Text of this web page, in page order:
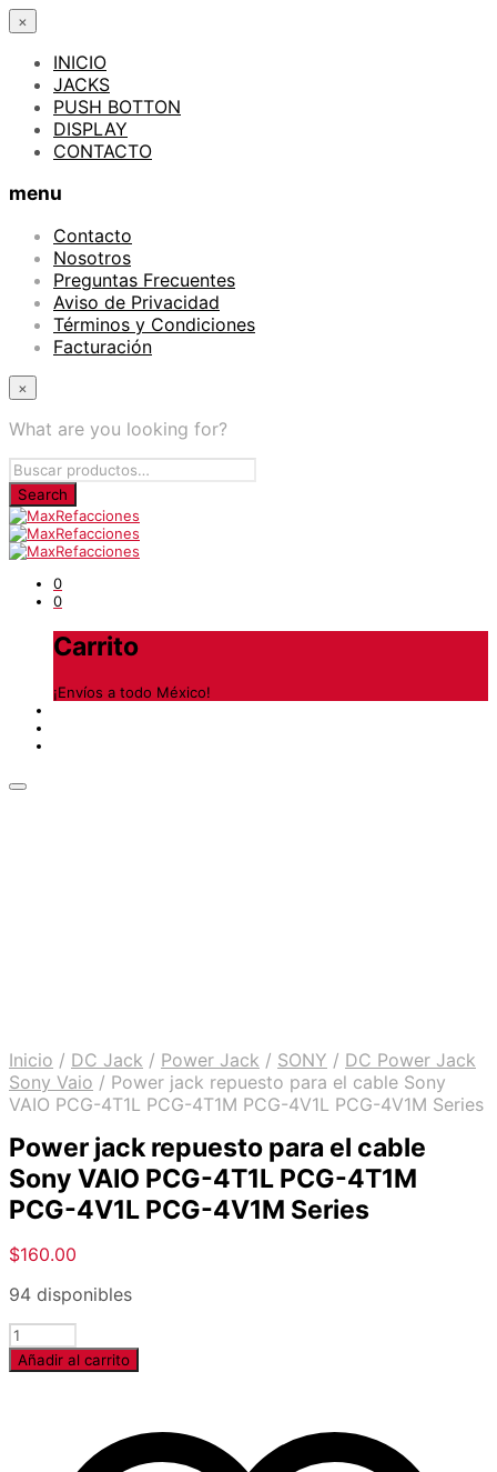
×
INICIO
JACKS
PUSH BOTTON
DISPLAY
CONTACTO
menu
Contacto
Nosotros
Preguntas Frecuentes
Aviso de Privacidad
Términos y Condiciones
Facturación
×
What are you looking for?
0
0
Carrito
¡Envíos a todo México!
Inicio / DC Jack / Power Jack / SONY / DC Power Jack
Sony Vaio / Power jack repuesto para el cable Sony
VAIO PCG-4T1L PCG-4T1M PCG-4V1L PCG-4V1M Series
Power jack repuesto para el cable
Sony VAIO PCG-4T1L PCG-4T1M
PCG-4V1L PCG-4V1M Series
$160.00
94 disponibles
Cantidad
Añadir al carrito